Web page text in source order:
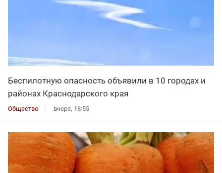
Беспилотную опасность объявили в 10 городах и
районах Краснодарского края
Общество вчера, 18:55